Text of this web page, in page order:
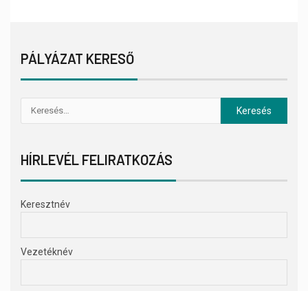
PÁLYÁZAT KERESŐ
HÍRLEVÉL FELIRATKOZÁS
Keresztnév
Vezetéknév